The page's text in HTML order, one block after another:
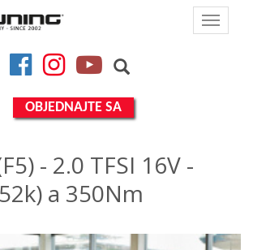
Toggle
FacebookInstagramYouTube
OBJEDNAJTE SA
- 2.0 TFSI 16V -
a 350Nm